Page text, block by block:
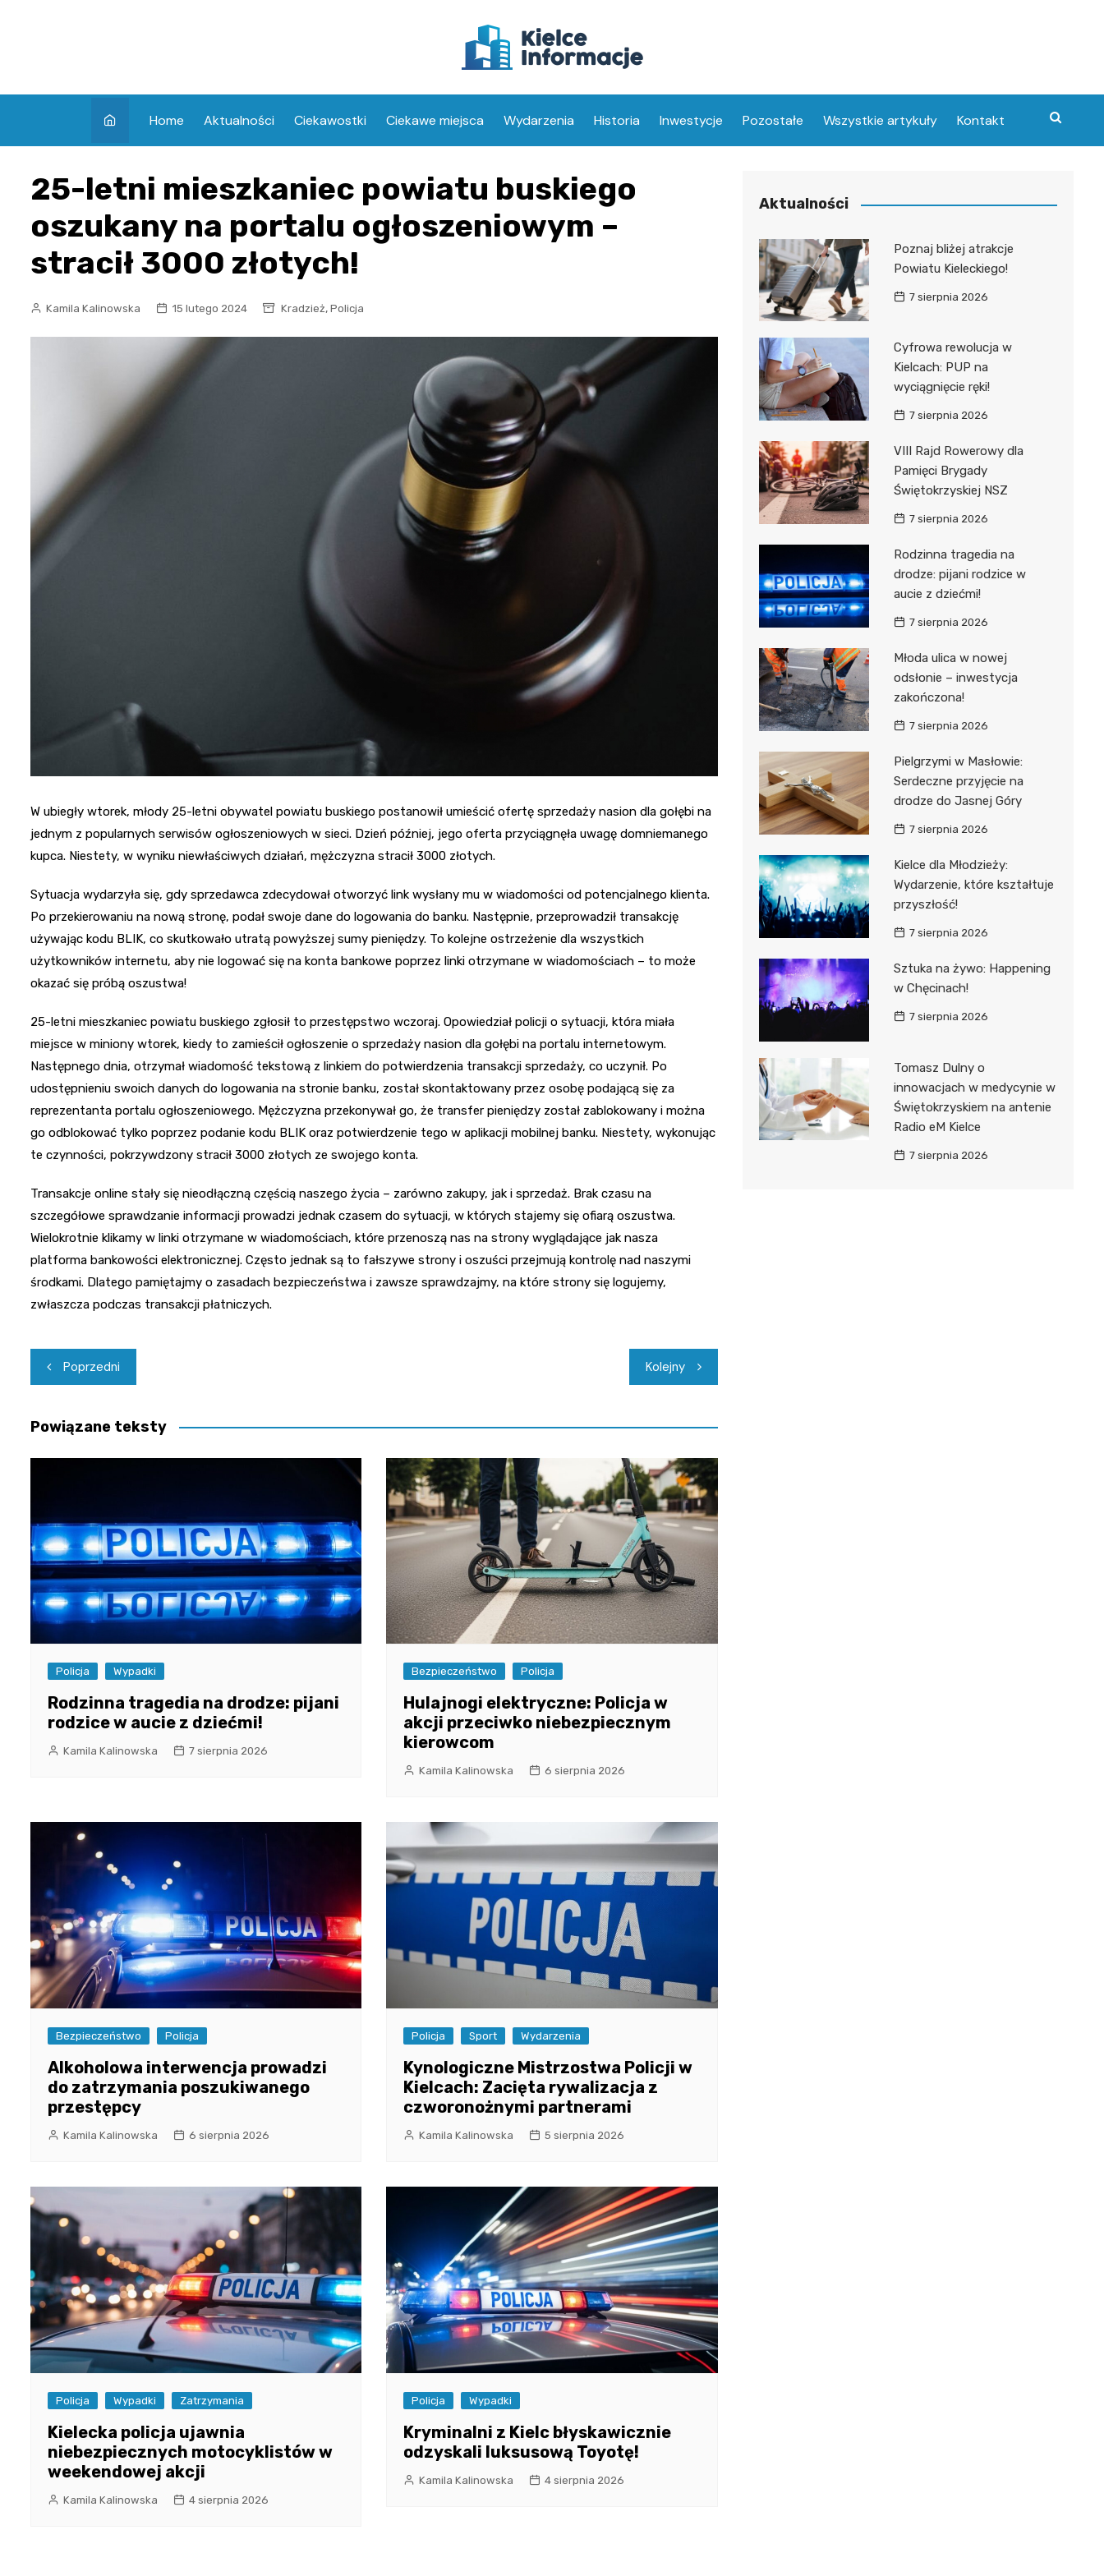
Home Aktualności Ciekawostki Ciekawe miejsca Wydarzenia Historia Inwestycje Pozostałe Wszystkie artykuły Kontakt
25-letni mieszkaniec powiatu buskiego
oszukany na portalu ogłoszeniowym –
stracił 3000 złotych!
Kamila Kalinowska 15 lutego 2024 Kradzież, Policja
W ubiegły wtorek, młody 25-letni obywatel powiatu buskiego postanowił umieścić ofertę sprzedaży nasion dla gołębi na
jednym z popularnych serwisów ogłoszeniowych w sieci. Dzień później, jego oferta przyciągnęła uwagę domniemanego
kupca. Niestety, w wyniku niewłaściwych działań, mężczyzna stracił 3000 złotych.
Sytuacja wydarzyła się, gdy sprzedawca zdecydował otworzyć link wysłany mu w wiadomości od potencjalnego klienta.
Po przekierowaniu na nową stronę, podał swoje dane do logowania do banku. Następnie, przeprowadził transakcję
używając kodu BLIK, co skutkowało utratą powyższej sumy pieniędzy. To kolejne ostrzeżenie dla wszystkich
użytkowników internetu, aby nie logować się na konta bankowe poprzez linki otrzymane w wiadomościach – to może
okazać się próbą oszustwa!
25-letni mieszkaniec powiatu buskiego zgłosił to przestępstwo wczoraj. Opowiedział policji o sytuacji, która miała
miejsce w miniony wtorek, kiedy to zamieścił ogłoszenie o sprzedaży nasion dla gołębi na portalu internetowym.
Następnego dnia, otrzymał wiadomość tekstową z linkiem do potwierdzenia transakcji sprzedaży, co uczynił. Po
udostępnieniu swoich danych do logowania na stronie banku, został skontaktowany przez osobę podającą się za
reprezentanta portalu ogłoszeniowego. Mężczyzna przekonywał go, że transfer pieniędzy został zablokowany i można
go odblokować tylko poprzez podanie kodu BLIK oraz potwierdzenie tego w aplikacji mobilnej banku. Niestety, wykonując
te czynności, pokrzywdzony stracił 3000 złotych ze swojego konta.
Transakcje online stały się nieodłączną częścią naszego życia – zarówno zakupy, jak i sprzedaż. Brak czasu na
szczegółowe sprawdzanie informacji prowadzi jednak czasem do sytuacji, w których stajemy się ofiarą oszustwa.
Wielokrotnie klikamy w linki otrzymane w wiadomościach, które przenoszą nas na strony wyglądające jak nasza
platforma bankowości elektronicznej. Często jednak są to fałszywe strony i oszuści przejmują kontrolę nad naszymi
środkami. Dlatego pamiętajmy o zasadach bezpieczeństwa i zawsze sprawdzajmy, na które strony się logujemy,
zwłaszcza podczas transakcji płatniczych.
Nawigacja
wpisu
Poprzedni Kolejny
Powiązane teksty
Policja Wypadki
Rodzinna tragedia na drodze: pijani
rodzice w aucie z dziećmi!
Kamila Kalinowska 7 sierpnia 2026
Bezpieczeństwo Policja
Hulajnogi elektryczne: Policja w
akcji przeciwko niebezpiecznym
kierowcom
Kamila Kalinowska 6 sierpnia 2026
Bezpieczeństwo Policja
Alkoholowa interwencja prowadzi
do zatrzymania poszukiwanego
przestępcy
Kamila Kalinowska 6 sierpnia 2026
Policja Sport Wydarzenia
Kynologiczne Mistrzostwa Policji w
Kielcach: Zacięta rywalizacja z
czworonożnymi partnerami
Kamila Kalinowska 5 sierpnia 2026
Policja Wypadki Zatrzymania
Kielecka policja ujawnia
niebezpiecznych motocyklistów w
weekendowej akcji
Kamila Kalinowska 4 sierpnia 2026
Policja Wypadki
Kryminalni z Kielc błyskawicznie
odzyskali luksusową Toyotę!
Kamila Kalinowska 4 sierpnia 2026
Aktualności
Poznaj bliżej atrakcje
Powiatu Kieleckiego!
7 sierpnia 2026
Cyfrowa rewolucja w
Kielcach: PUP na
wyciągnięcie ręki!
7 sierpnia 2026
VIII Rajd Rowerowy dla
Pamięci Brygady
Świętokrzyskiej NSZ
7 sierpnia 2026
Rodzinna tragedia na
drodze: pijani rodzice w
aucie z dziećmi!
7 sierpnia 2026
Młoda ulica w nowej
odsłonie – inwestycja
zakończona!
7 sierpnia 2026
Pielgrzymi w Masłowie:
Serdeczne przyjęcie na
drodze do Jasnej Góry
7 sierpnia 2026
Kielce dla Młodzieży:
Wydarzenie, które kształtuje
przyszłość!
7 sierpnia 2026
Sztuka na żywo: Happening
w Chęcinach!
7 sierpnia 2026
Tomasz Dulny o
innowacjach w medycynie w
Świętokrzyskiem na antenie
Radio eM Kielce
7 sierpnia 2026